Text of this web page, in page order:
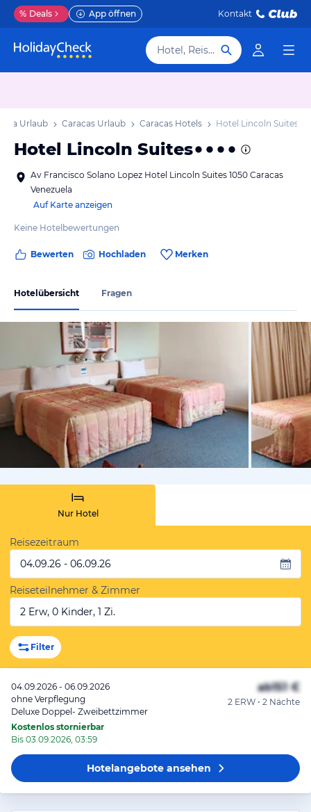
% Deals App öffnen Kontakt
Hotel, Reiseziel
Urlaub Caracas Urlaub Caracas Hotels Hotel Lincoln Suites
Hotel Lincoln Suites
Av Francisco Solano Lopez Hotel Lincoln Suites 1050 Caracas
Venezuela
Auf Karte anzeigen
Keine Hotelbewertungen
Bewerten Hochladen Merken
Hotelübersicht Fragen
von
Nur Hotel
Reisezeitraum
04.09.26 - 06.09.26
Reiseteilnehmer & Zimmer
2 Erw, 0 Kinder, 1 Zi.
Filter
04.09.2026 - 06.09.2026
ohne Verpflegung
Deluxe Doppel- Zweibettzimmer
Kostenlos stornierbar
Bis 03.09.2026, 03:59
ab151 €
2 ERW • 2 Nächte
Hotelangeboteansehen